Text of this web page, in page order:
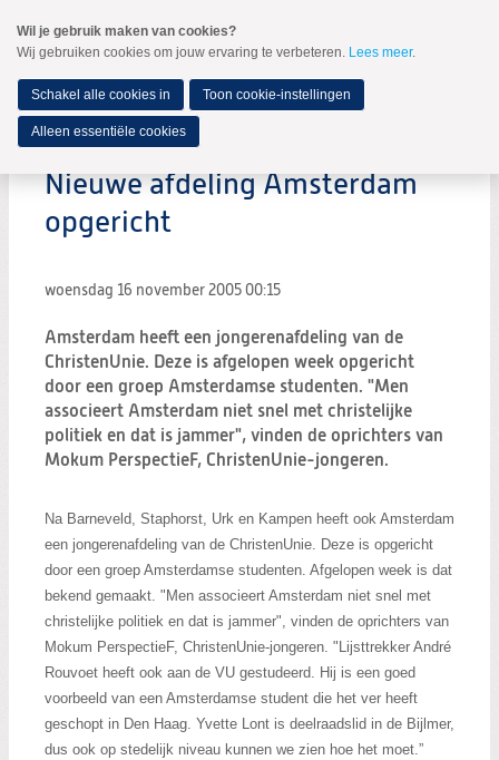
naar
Spring
de
inhoud
Spring
naar
hoofdmenu
MENU
Zoeken
Nieuwe afdeling Amsterdam
opgericht
woensdag 16 november 2005 00:15
Amsterdam heeft een jongerenafdeling van de
ChristenUnie. Deze is afgelopen week opgericht
door een groep Amsterdamse studenten. "Men
associeert Amsterdam niet snel met christelijke
politiek en dat is jammer", vinden de oprichters van
Mokum PerspectieF, ChristenUnie-jongeren.
Na Barneveld, Staphorst, Urk en Kampen heeft ook Amsterdam
een jongerenafdeling van de ChristenUnie. Deze is opgericht
door een groep Amsterdamse studenten. Afgelopen week is dat
bekend gemaakt. "Men associeert Amsterdam niet snel met
christelijke politiek en dat is jammer", vinden de oprichters van
Mokum PerspectieF, ChristenUnie-jongeren. "Lijsttrekker André
Rouvoet heeft ook aan de VU gestudeerd. Hij is een goed
voorbeeld van een Amsterdamse student die het ver heeft
geschopt in Den Haag. Yvette Lont is deelraadslid in de Bijlmer,
dus ook op stedelijk niveau kunnen we zien hoe het moet.”
Wil je gebruik maken van cookies?
Wij gebruiken cookies om jouw ervaring te verbeteren. Lees meer.
Schakel alle cookies in Toon cookie-instellingen
Alleen essentiële cookies